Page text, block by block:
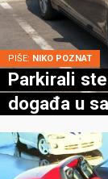
PIŠE: NIKO POZNAT
Parkirali
događa u